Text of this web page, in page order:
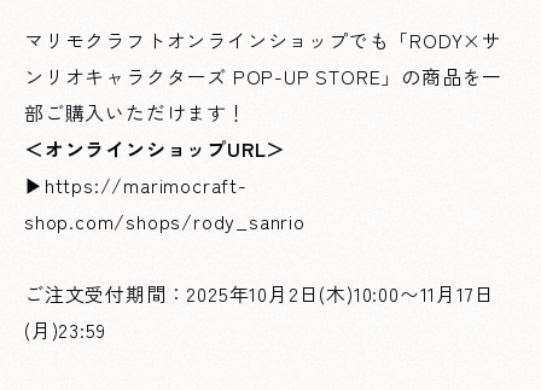
マリモクラフトオンラインショップでも「RODY×サ
ンリオキャラクターズ POP-UP STORE」の商品を一
部ご購入いただけます！
＜オンラインショップURL＞
▶ https://marimocraft-
shop.com/shops/rody_sanrio
ご注文受付期間：2025年10月2日(木)10:00〜11月17日
(月)23:59